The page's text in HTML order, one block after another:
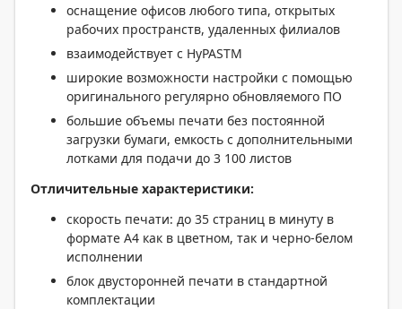
оснащение офисов любого типа, открытых
рабочих пространств, удаленных филиалов
взаимодействует с HyPASTM
широкие возможности настройки с помощью
оригинального регулярно обновляемого ПО
большие объемы печати без постоянной
загрузки бумаги, емкость с дополнительными
лотками для подачи до 3 100 листов
Отличительные характеристики:
скорость печати: до 35 страниц в минуту в
формате A4 как в цветном, так и черно-белом
исполнении
блок двусторонней печати в стандартной
комплектации